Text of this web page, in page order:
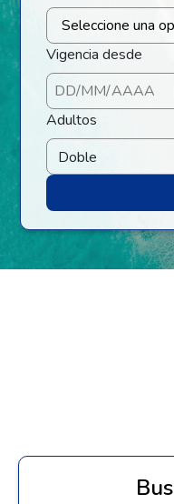
Seleccione una
Vigencia desde
Adultos